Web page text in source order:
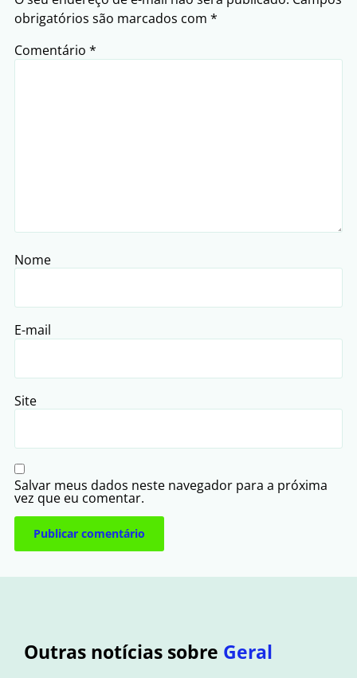
obrigatórios são marcados com *
Comentário *
Nome
E-mail
Site
Salvar meus dados neste navegador para a próxima
vez que eu comentar.
Outras notícias sobre Geral